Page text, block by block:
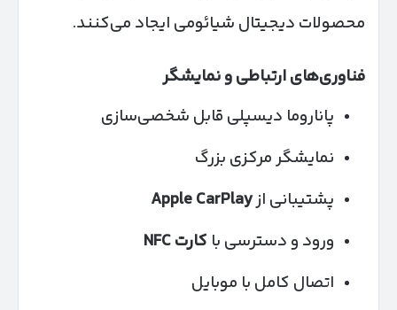
محصولات دیجیتال شیائومی ایجاد می‌کنند.
فناوری‌های ارتباطی و نمایشگر
پاناروما دیسپلی قابل شخصی‌سازی
نمایشگر مرکزی بزرگ
پشتیبانی ازApple CarPlay
ورود و دسترسی با کارتNFC
اتصال کامل با موبایل